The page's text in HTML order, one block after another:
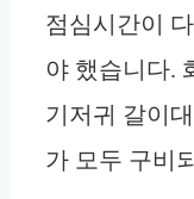
점심시간이
야 했습니다.
기저귀 갈이
가 모두 구비